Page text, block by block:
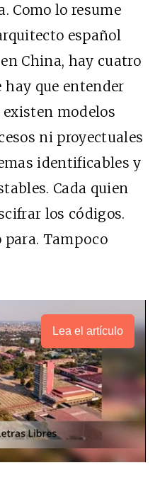
Como lo resume
español
China, hay cuatro
hay que entender
modelos
ni proyectuales
identificables y
Cada quien
los códigos.
para. Tampoco
Lea el artículo